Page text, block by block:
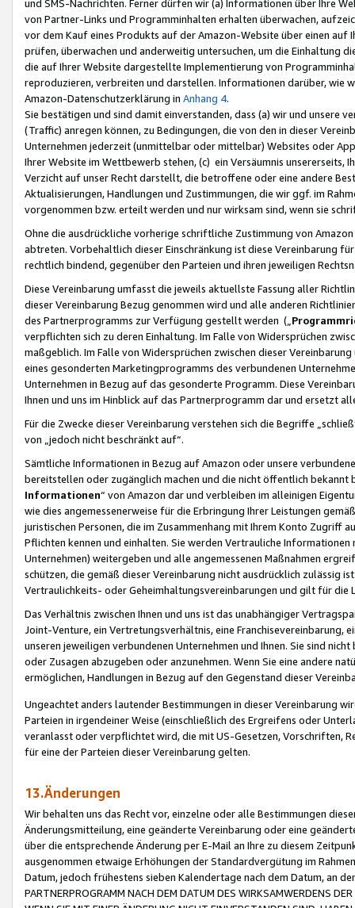
und SMS-Nachrichten. Ferner dürfen wir (a) Informationen über Ihre
von Partner-Links und Programminhalten erhalten überwachen,
vor dem Kauf eines Produkts auf der Amazon-Website über einen
prüfen, überwachen und anderweitig untersuchen, um die Einhaltung
die auf Ihrer Website dargestellte Implementierung von
reproduzieren, verbreiten und darstellen. Informationen darüber, wie
Amazon-Datenschutzerklärung in Anhang 4.
Sie bestätigen und sind damit einverstanden, dass (a) wir und
(Traffic) anregen können, zu Bedingungen, die von den in dieser
Unternehmen jederzeit (unmittelbar oder mittelbar) Websites oder
Ihrer Website im Wettbewerb stehen, (c) ein Versäumnis unsererseits,
Verzicht auf unser Recht darstellt, die betroffene oder eine andere
Aktualisierungen, Handlungen und Zustimmungen, die wir ggf. im
vorgenommen bzw. erteilt werden und nur wirksam sind, wenn sie
Ohne die ausdrückliche vorherige schriftliche Zustimmung von
abtreten. Vorbehaltlich dieser Einschränkung ist diese Vereinbarung
rechtlich bindend, gegenüber den Parteien und ihren jeweiligen
Diese Vereinbarung umfasst die jeweils aktuellste Fassung aller
dieser Vereinbarung Bezug genommen wird und alle anderen
des Partnerprogramms zur Verfügung gestellt werden („
verpflichten sich zu deren Einhaltung. Im Falle von Widersprüchen
maßgeblich. Im Falle von Widersprüchen zwischen dieser
eines gesonderten Marketingprogramms des verbundenen
Unternehmen in Bezug auf das gesonderte Programm. Diese
Ihnen und uns im Hinblick auf das Partnerprogramm dar und ersetzt
Für die Zwecke dieser Vereinbarung verstehen sich die Begriffe
von „jedoch nicht beschränkt auf“.
Sämtliche Informationen in Bezug auf Amazon oder unsere
bereitstellen oder zugänglich machen und die nicht öffentlich
Informationen“ von Amazon dar und verbleiben im alleinigen
wie dies angemessenerweise für die Erbringung Ihrer Leistungen
juristischen Personen, die im Zusammenhang mit Ihrem Konto
Pflichten kennen und einhalten. Sie werden Vertrauliche
Unternehmen) weitergeben und alle angemessenen Maßnahmen
schützen, die gemäß dieser Vereinbarung nicht ausdrücklich zulässig
Vertraulichkeits- oder Geheimhaltungsvereinbarungen und gilt für die
Das Verhältnis zwischen Ihnen und uns ist das unabhängiger
Joint-Venture, ein Vertretungsverhältnis, eine Franchisevereinbarung,
unseren jeweiligen verbundenen Unternehmen und Ihnen. Sie sind
oder Zusagen abzugeben oder anzunehmen. Wenn Sie eine andere
ermöglichen, Handlungen in Bezug auf den Gegenstand dieser
Ungeachtet anders lautender Bestimmungen in dieser Vereinbarung
Parteien in irgendeiner Weise (einschließlich des Ergreifens oder
veranlasst oder verpflichtet wird, die mit US-Gesetzen, Vorschriften,
für eine der Parteien dieser Vereinbarung gelten.
13.Änderungen
Wir behalten uns das Recht vor, einzelne oder alle Bestimmungen
Änderungsmitteilung, eine geänderte Vereinbarung oder eine
über die entsprechende Änderung per E-Mail an Ihre zu diesem
ausgenommen etwaige Erhöhungen der Standardvergütung im
Datum, jedoch frühestens sieben Kalendertage nach dem Datum, an
PARTNERPROGRAMM NACH DEM DATUM DES WIRKSAMWERDENS